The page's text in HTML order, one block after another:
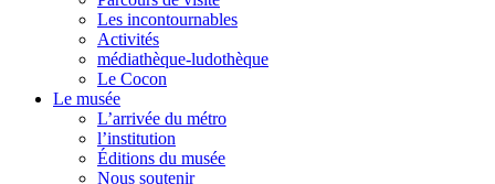
Les incontournables
Activités
médiathèque-ludothèque
Le Cocon
Le musée
L’arrivée du métro
l’institution
Éditions du musée
Nous soutenir